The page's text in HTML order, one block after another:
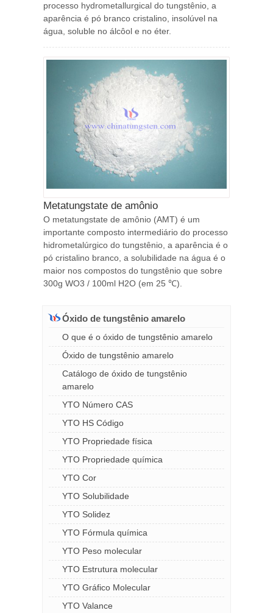
processo hydrometallurgical do tungstênio, a
aparência é pó branco cristalino, insolúvel na
água, soluble no álcôol e no éter.
Metatungstate de amônio
O metatungstate de amônio (AMT) é um
importante composto intermediário do processo
hidrometalúrgico do tungstênio, a aparência é o
pó cristalino branco, a solubilidade na água é o
maior nos compostos do tungstênio que sobre
300g WO3 / 100ml H2O (em 25 ℃).
Óxido de tungstênio amarelo
O que é o óxido de tungstênio amarelo
Óxido de tungstênio amarelo
Catálogo de óxido de tungstênio
amarelo
YTO Número CAS
YTO HS Código
YTO Propriedade física
YTO Propriedade química
YTO Cor
YTO Solubilidade
YTO Solidez
YTO Fórmula química
YTO Peso molecular
YTO Estrutura molecular
YTO Gráfico Molecular
YTO Valance